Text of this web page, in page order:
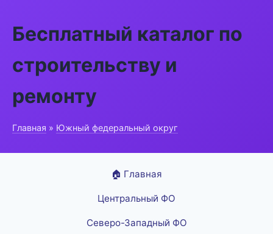
Бесплатный каталог по
строительству и
ремонту
Главная » Южный федеральный округ
🏠 Главная
Центральный ФО
Северо-Западный ФО